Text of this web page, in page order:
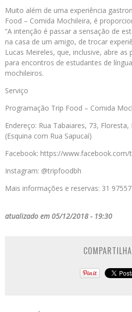
Muito além de uma experiência
Food – Comida Mochileira, é
“A intenção é passar a sensação de
na casa de um amigo, de trocar
Lucas Meireles, que, inclusive, abre
para encontros de estudantes de
mochileiros.
Serviço
Programação Trip Food – Comida
Endereço: Rua Tabaiares, 73,
(Esquina com Rua Sapucaí)
Facebook: https://
Instagram: @tripfoodbh
Mais informações e reservas: 31
atualizado em 05/12/2018 - 19:30